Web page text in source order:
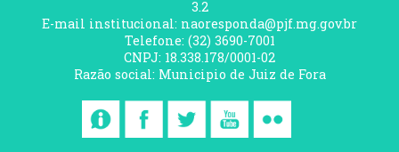
3.2
E-mail institucional: naoresponda@pjf.mg.gov.br
Telefone: (32) 3690-7001
CNPJ: 18.338.178/0001-02
Razão social: Municipio de Juiz de Fora